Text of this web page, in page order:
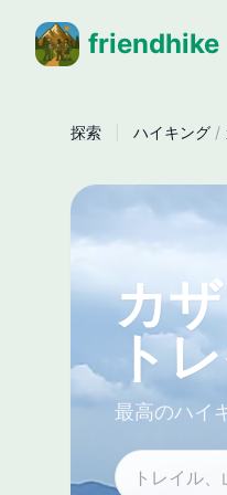
friendhike
探索 ハイキング /
カ
ト
最高のハイ